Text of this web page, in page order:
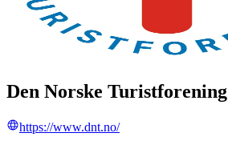
Den Norske Turistforening
https://www.dnt.no/